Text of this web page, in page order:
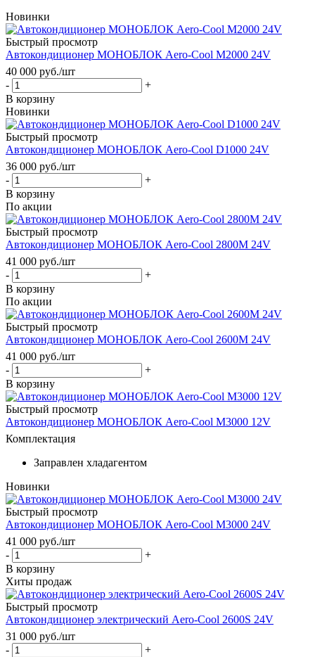
Новинки
Быстрый просмотр
Автокондиционер МОНОБЛОК Aero-Cool M2000 24V
40 000 руб./шт
-
+
В корзину
Новинки
Быстрый просмотр
Автокондиционер МОНОБЛОК Aero-Cool D1000 24V
36 000 руб./шт
-
+
В корзину
По акции
Быстрый просмотр
Автокондиционер МОНОБЛОК Aero-Cool 2800M 24V
41 000 руб./шт
-
+
В корзину
По акции
Быстрый просмотр
Автокондиционер МОНОБЛОК Aero-Cool 2600M 24V
41 000 руб./шт
-
+
В корзину
Быстрый просмотр
Автокондиционер МОНОБЛОК Aero-Cool M3000 12V
Комплектация
Заправлен хладагентом
Новинки
Быстрый просмотр
Автокондиционер МОНОБЛОК Aero-Cool M3000 24V
41 000 руб./шт
-
+
В корзину
Хиты продаж
Быстрый просмотр
Автокондиционер электрический Aero-Cool 2600S 24V
31 000 руб./шт
-
+